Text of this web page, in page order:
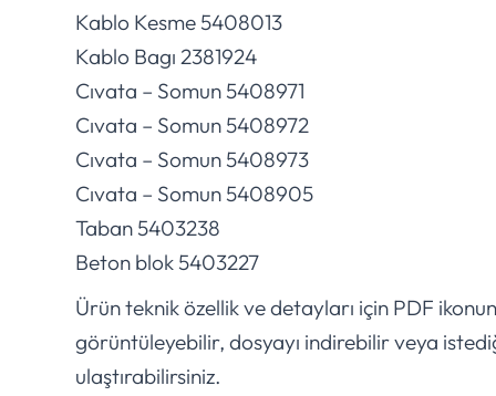
Kablo Kesme 5408013
Kablo Bagı 2381924
Cıvata – Somun 5408971
Cıvata – Somun 5408972
Cıvata – Somun 5408973
Cıvata – Somun 5408905
Taban 5403238
Beton blok 5403227
Ürün teknik özellik ve detayları için PDF
görüntüleyebilir, dosyayı indirebilir veya
ulaştırabilirsiniz.